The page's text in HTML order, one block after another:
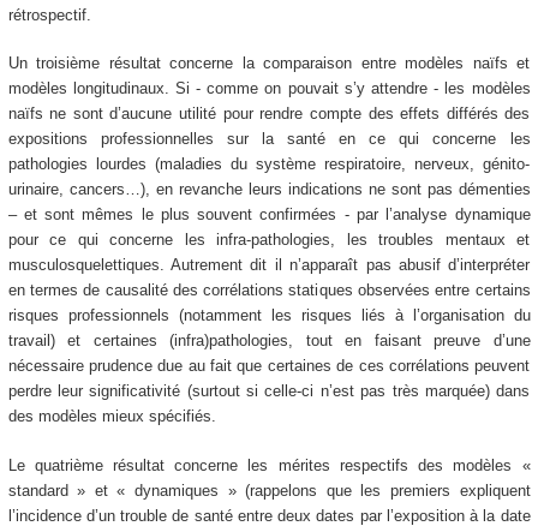
rétrospectif.
Un troisième résultat concerne la comparaison entre modèles naïfs et
modèles longitudinaux. Si - comme on pouvait s’y attendre - les modèles
naïfs ne sont d’aucune utilité pour rendre compte des effets différés des
expositions professionnelles sur la santé en ce qui concerne les
pathologies lourdes (maladies du système respiratoire, nerveux, génito-
urinaire, cancers…), en revanche leurs indications ne sont pas démenties
– et sont mêmes le plus souvent confirmées - par l’analyse dynamique
pour ce qui concerne les infra-pathologies, les troubles mentaux et
musculosquelettiques. Autrement dit il n’apparaît pas abusif d’interpréter
en termes de causalité des corrélations statiques observées entre certains
risques professionnels (notamment les risques liés à l’organisation du
travail) et certaines (infra)pathologies, tout en faisant preuve d’une
nécessaire prudence due au fait que certaines de ces corrélations peuvent
perdre leur significativité (surtout si celle-ci n’est pas très marquée) dans
des modèles mieux spécifiés.
Le quatrième résultat concerne les mérites respectifs des modèles «
standard » et « dynamiques » (rappelons que les premiers expliquent
l’incidence d’un trouble de santé entre deux dates par l’exposition à la date